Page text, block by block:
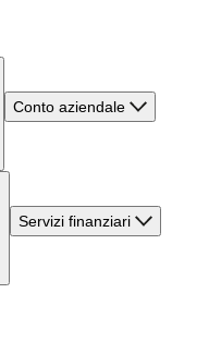
Conto aziendale
Servizi finanziari